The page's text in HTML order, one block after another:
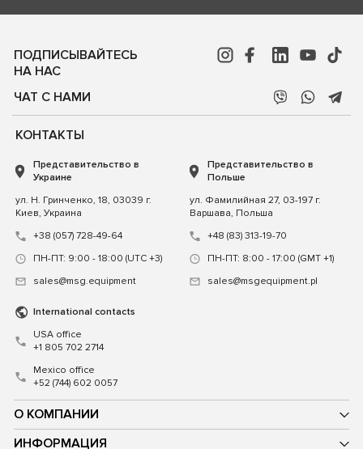
ПОДПИСЫВАЙТЕСЬ
НА НАС
ЧАТ С НАМИ
О КОМПАНИИ
ИНФОРМАЦИЯ
КОНТАКТЫ
Представительство в
Украине
ул. Н. Гринченко, 18, 03039 г.
Киев, Украина
+38 (057) 728-49-64
ПН-ПТ: 9:00 - 18:00 (UTC +3)
sales@msg.equipment
Представительство в
Польше
ул. Фамилийная 27, 03-197 г.
Варшава, Польша
+48 (83) 313-19-70
ПН-ПТ: 8:00 - 17:00 (GMT +1)
sales@msgequipment.pl
International contacts
USA office
+1 805 702 2714
Mexico office
+52 (744) 602 0057